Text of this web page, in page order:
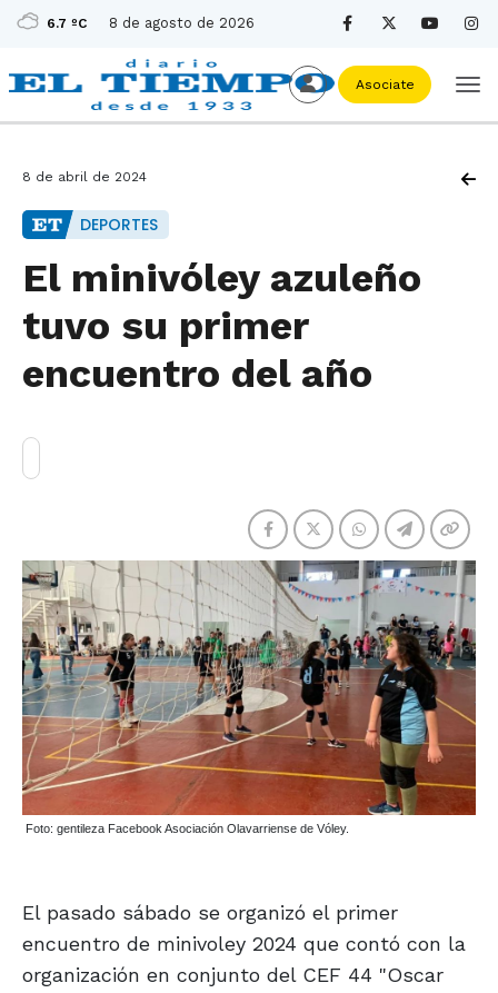
6.7 ºC 8 de agosto de 2026
Asociate
8 de abril de 2024
DEPORTES
El minivóley azuleño
tuvo su primer
encuentro del año
Foto: gentileza Facebook Asociación Olavarriense de Vóley.
El pasado sábado se organizó el primer
encuentro de minivoley 2024 que contó con la
organización en conjunto del CEF 44 "Oscar